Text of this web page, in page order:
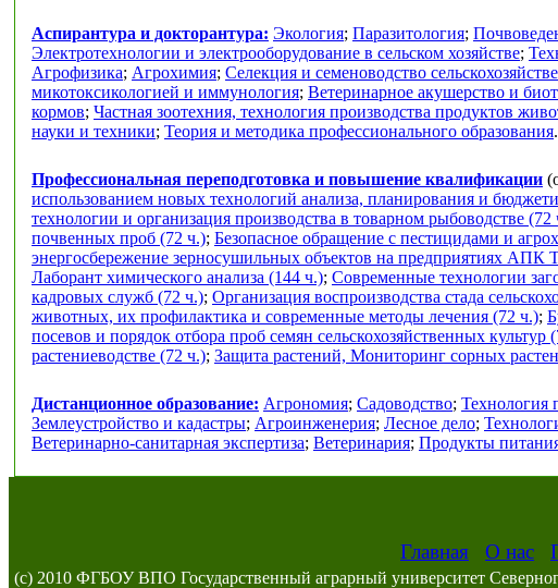
Аспирантура и докторантура: Экология; Паразитология;
Электротехнологии и электрооборудование в сельском хозяйстве;
Агрофизика; Агрохимия; Селекция и семеноводство
микотоксикологией и иммунология; Ветеринарное акушерство и
кормов; Частная зоотехния, технология производства продуктов
науки и техники; Теория и методика профессионального образования.
Профессиональная переподготовка и повышение квалификации
использованием новых технологий анализа, планирования и
технологии и организация производства в товарном рыбоводстве (72
почвенных проб (72 ч.); Безопасное обращение с пестицидами и
энергосбережение зерносушильных объектов на предприятиях АПК
Лаборант химического анализа (144 ч.); Современные технологии
кадровых служб (72 ч.); Организация воспроизводства стада
животных, их профилактика и современные методы лечения (72 ч.);
посевов и порядок отбора проб семян сельскохозяйственных культур
растениеводстве (72 ч.); Защита растений, Мониторинг сорных
Дистанционное образование: Агрономия; Садоводство; Технология
Землеустройство и кадастры; Агроинженерия; Лесное дело;
Ветеринарно-санитарная экспертиза; Ветеринария; Продукты
Главная О нас
(c) 2010 ФГБОУ ВПО Государственный аграрный университет